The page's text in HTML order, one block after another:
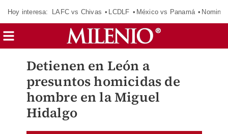
Hoy interesa: LAFC vs Chivas LCDLF México vs Panamá
Detienen en León a
presuntos homicidas de
hombre en la Miguel
Hidalgo